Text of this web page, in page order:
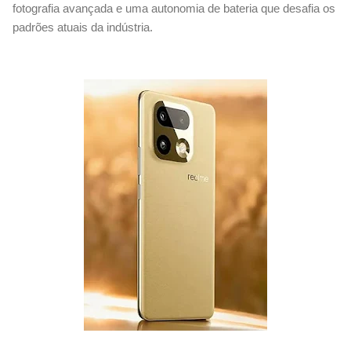
fotografia avançada e uma autonomia de bateria que desafia os
padrões atuais da indústria.